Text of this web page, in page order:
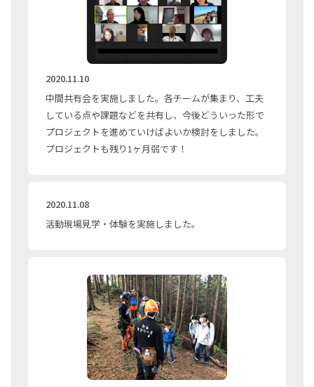
2020.11.10
中間共有会を実施しました。各チームが集まり、工夫
している点や課題などを共有し、今後どういった形で
プロジェクトを進めていけばよいか検討をしました。
プロジェクトも残り1ヶ月弱です！
2020.11.08
活動現場見学・体験を実施しました。